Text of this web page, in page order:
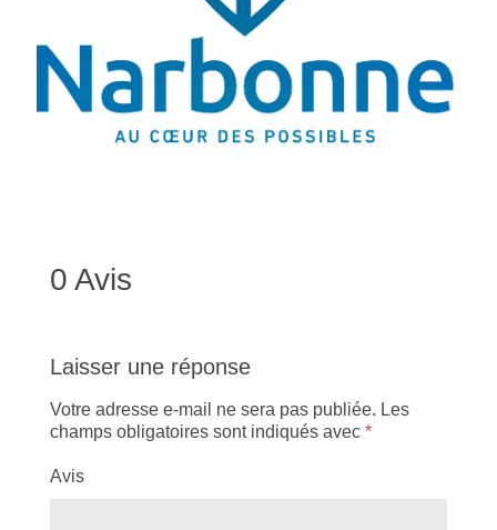
0 Avis
Laisser une réponse
Votre adresse e-mail ne sera pas publiée. Les
champs obligatoires sont indiqués avec *
Avis